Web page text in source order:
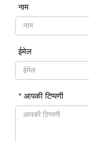
नाम
ईमेल
* आपकी टिप्पणी